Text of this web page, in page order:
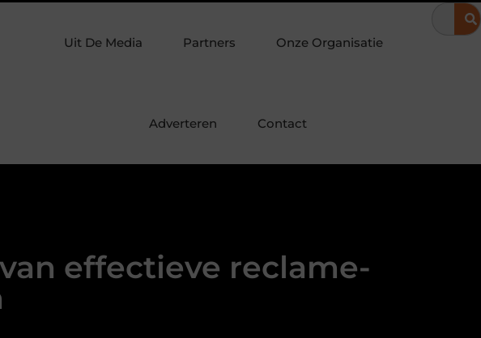
zijn leuk voor een pubquiz? De toekomst vormgeven met detachering bij
Uit De Media Partners Onze Organisatie
Adverteren Contact
effectieve reclame-